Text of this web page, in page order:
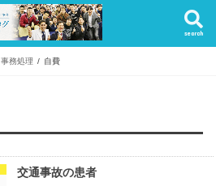
search
事務処理 自費
交通事故の患者